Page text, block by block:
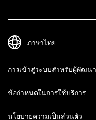
การเข้าสู่ระบบสำหรับผู้พัฒนา
ข้อกำหนดในการใช้บริการ
นโยบายความเป็นส่วนตัว